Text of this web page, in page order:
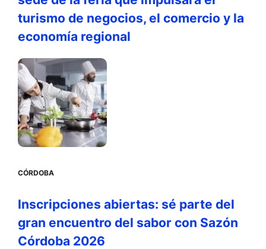
turismo de negocios, el comercio y la
economía regional
CÓRDOBA
Inscripciones abiertas: sé parte del
gran encuentro del sabor con Sazón
Córdoba 2026